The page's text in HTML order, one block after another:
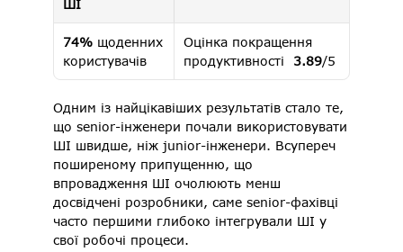
ШІ
74% щоденних
користувачів
Оцінка покращення
продуктивності 3.89/5
Одним із найцікавіших результатів стало те,
що senior-інженери почали використовувати
ШІ швидше, ніж junior-інженери. Всупереч
поширеному припущенню, що
впровадження ШІ очолюють менш
досвідчені розробники, саме senior-фахівці
часто першими глибоко інтегрували ШІ у
свої робочі процеси.